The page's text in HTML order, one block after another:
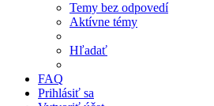
Temy bez odpovedí
Aktívne témy
Hľadať
FAQ
Prihlásiť sa